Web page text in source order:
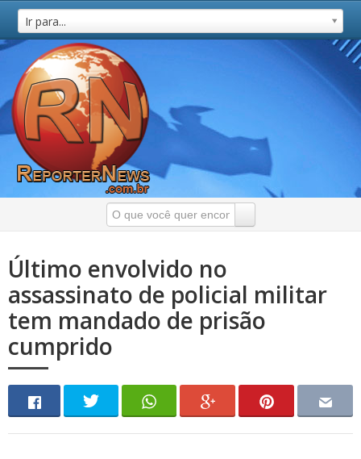
Ir para...
Último envolvido no
assassinato de policial militar
tem mandado de prisão
cumprido